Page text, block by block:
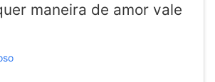
maneira de amor vale